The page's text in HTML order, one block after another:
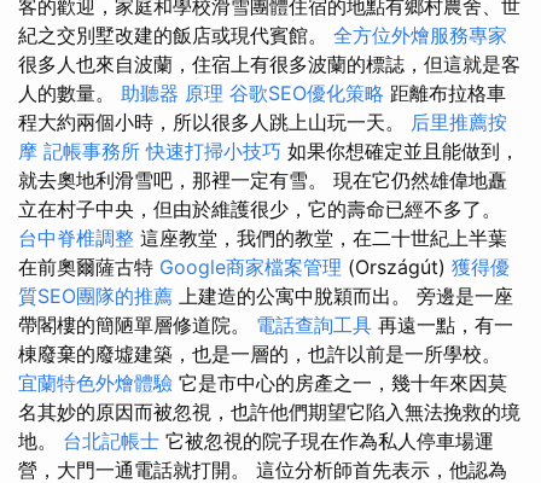
客的歡迎，家庭和學校滑雪團體住宿的地點有鄉村農舍、世
紀之交別墅改建的飯店或現代賓館。 全方位外燴服務專家
很多人也來自波蘭，住宿上有很多波蘭的標誌，但這就是客
人的數量。 助聽器 原理 谷歌SEO優化策略 距離布拉格車
程大約兩個小時，所以很多人跳上山玩一天。 后里推薦按
摩 記帳事務所 快速打掃小技巧 如果你想確定並且能做到，
就去奧地利滑雪吧，那裡一定有雪。 現在它仍然雄偉地矗
立在村子中央，但由於維護很少，它的壽命已經不多了。
台中脊椎調整 這座教堂，我們的教堂，在二十世紀上半葉
在前奧爾薩古特 Google商家檔案管理 (Országút) 獲得優
質SEO團隊的推薦 上建造的公寓中脫穎而出。 旁邊是一座
帶閣樓的簡陋單層修道院。 電話查詢工具 再遠一點，有一
棟廢棄的廢墟建築，也是一層的，也許以前是一所學校。
宜蘭特色外燴體驗 它是市中心的房產之一，幾十年來因莫
名其妙的原因而被忽視，也許他們期望它陷入無法挽救的境
地。 台北記帳士 它被忽視的院子現在作為私人停車場運
營，大門一通電話就打開。 這位分析師首先表示，他認為